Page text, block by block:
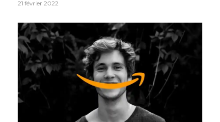
21 février 2022